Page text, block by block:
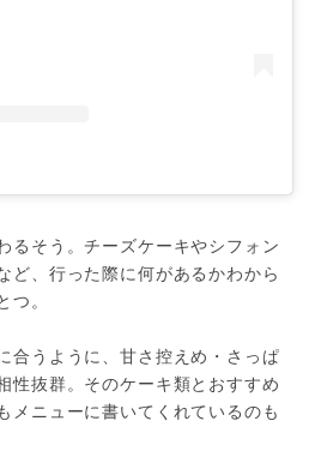
るそう。チーズケーキやシフォン
ど、行った際に何があるかわから
。
合うように、甘さ控えめ・さっぱ
性抜群。そのケーキ類とおすすめ
メニューに書いてくれているのも